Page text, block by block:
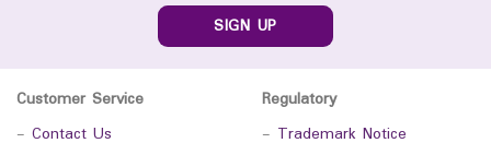
SIGN UP
Customer Service
- Contact Us
Regulatory
- Trademark Notice